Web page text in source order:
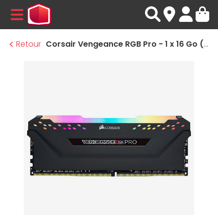
MENU
Retour
Corsair Vengeance RGB Pro - 1 x 16 Go (16 Go) - DDR4 3600 MHz - CL18 - Ryzen Edition